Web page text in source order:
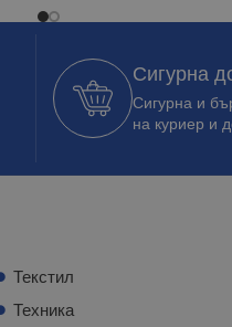
Сигурна
Сигурна и
на куриер и
Текстил
Техника